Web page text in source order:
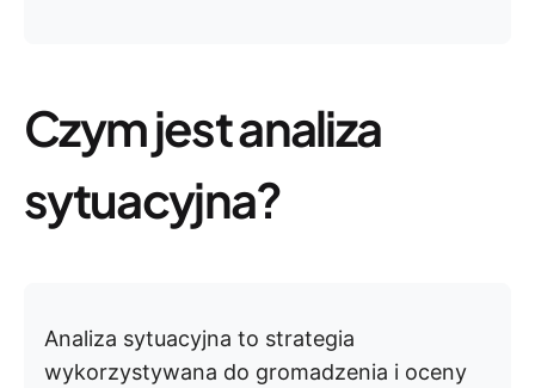
Czym jest analiza
sytuacyjna?
Analiza sytuacyjna to strategia
wykorzystywana do gromadzenia i oceny